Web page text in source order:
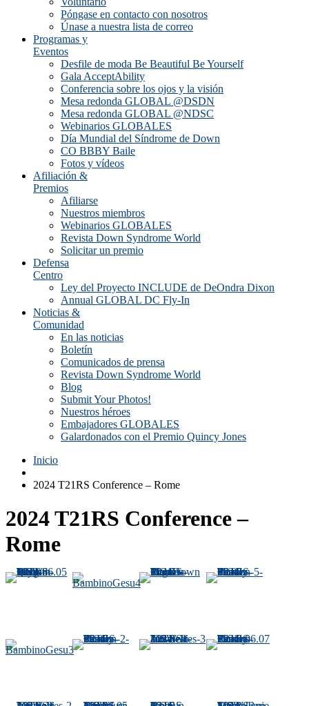
Póngase en contacto con nosotros
Únase a nuestra lista de correo
Programas y
Eventos
Desfile de moda Be Beautiful Be Yourself
Gala AcceptAbility
Conferencia sobre los ojos y la visión
Mesa redonda GLOBAL @DSDN
Mesa redonda GLOBAL @NDSC
Webinarios GLOBALES
Día Mundial del Síndrome de Down
CO BBBY Baile
Fotos y vídeos
Afiliación &
Premios
Afiliarse
Nuestros miembros
Webinarios GLOBALES
Revista Down Syndrome World
Solicitar un premio
Defensa
Centro
Ley del Proyecto INCLUDE de DeOndra Dixon
Annual GLOBAL DC Fly-In
Noticias &
Comunidad
En las noticias
Boletín
Comunicados de prensa
Revista Down Syndrome World
Blog
Submit Your Photos!
Nuestros héroes
Embajadores GLOBALES
Galardonados con el Premio Quincy Jones
Inicio
2024 T21RS Conference – Rome
2024 T21RS Conference –
Rome